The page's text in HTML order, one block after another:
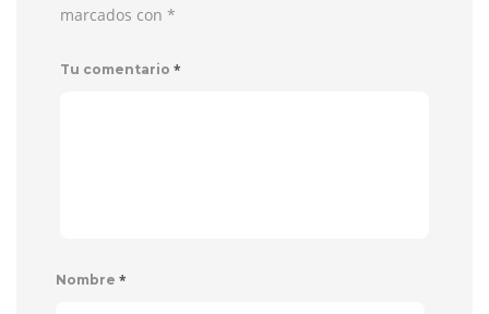
marcados con *
Tu comentario *
Nombre *